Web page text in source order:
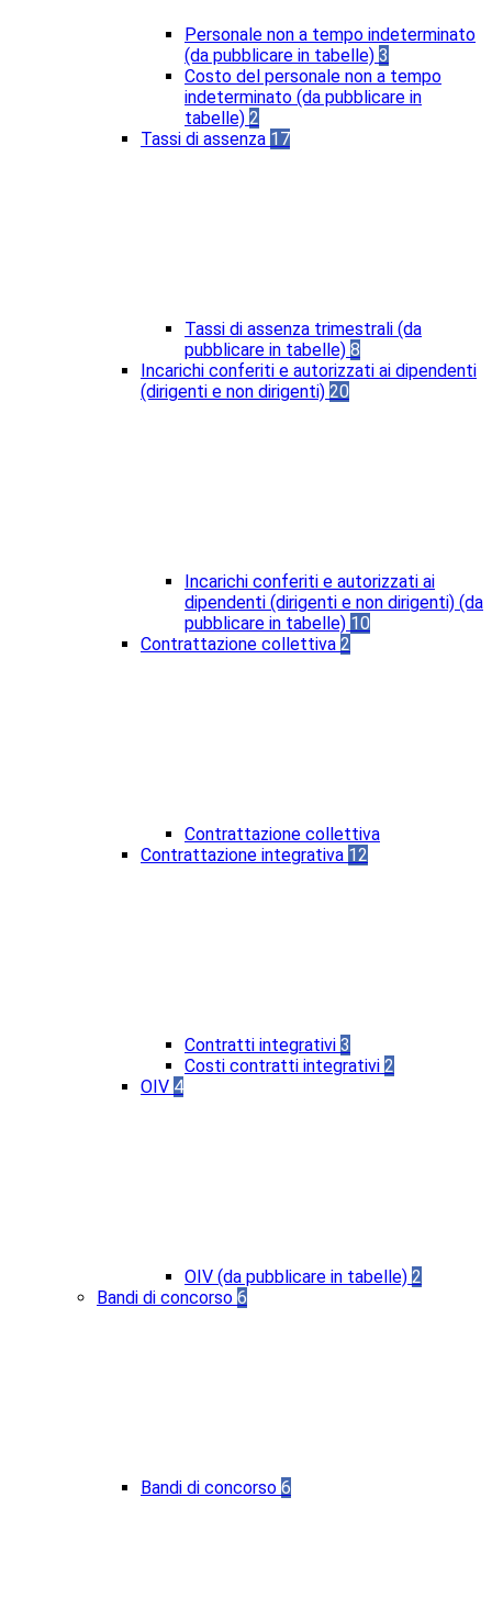
Personale non a tempo indeterminato
(da pubblicare in tabelle) 3
Costo del personale non a tempo
indeterminato (da pubblicare in
tabelle) 2
Tassi di assenza 17
Tassi di assenza trimestrali (da
pubblicare in tabelle) 8
Incarichi conferiti e autorizzati ai dipendenti
(dirigenti e non dirigenti) 20
Incarichi conferiti e autorizzati ai
dipendenti (dirigenti e non dirigenti) (da
pubblicare in tabelle) 10
Contrattazione collettiva 2
Contrattazione collettiva
Contrattazione integrativa 12
Contratti integrativi 3
Costi contratti integrativi 2
OIV 4
OIV (da pubblicare in tabelle) 2
Bandi di concorso 6
Bandi di concorso 6